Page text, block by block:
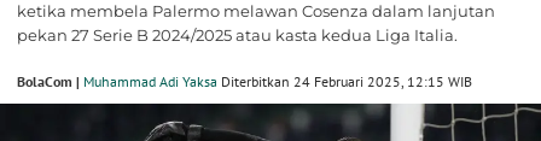
ketika membela Palermo melawan Cosenza dalam lanjutan
pekan 27 Serie B 2024/2025 atau kasta kedua Liga Italia.
BolaCom | Muhammad Adi Yaksa Diterbitkan 24 Februari 2025, 12:15 WIB